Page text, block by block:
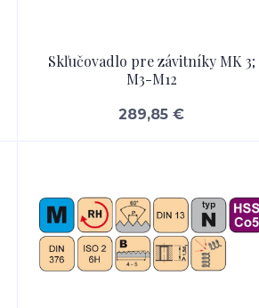
Skľučovadlo pre závitníky MK 3;
M3-M12
289,85 €